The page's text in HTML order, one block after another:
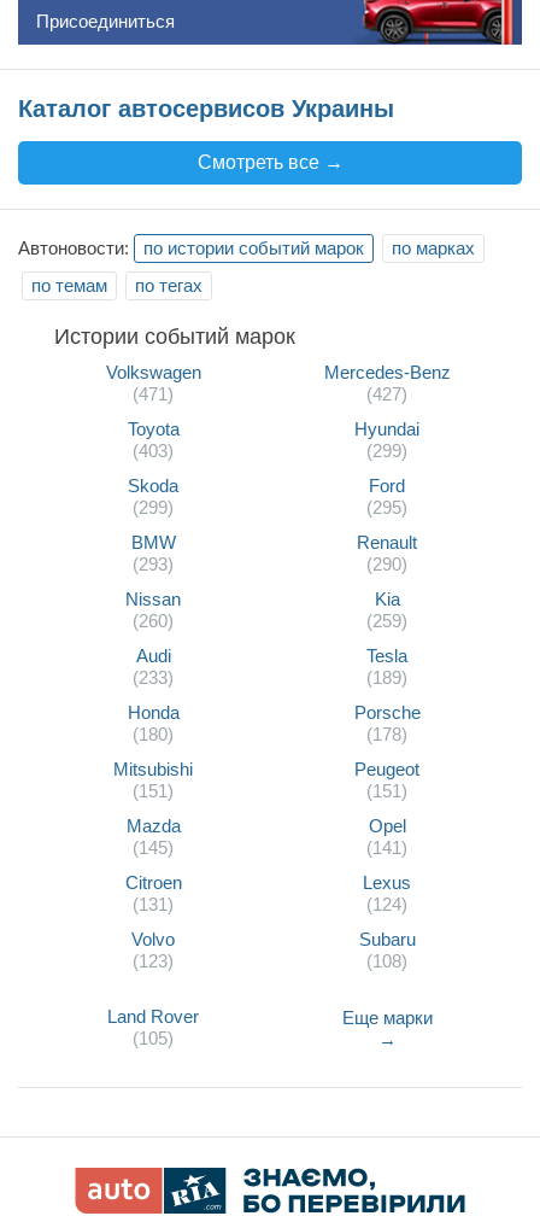
Присоединиться
Каталог автосервисов Украины
Смотреть все →
Автоновости: по истории событий марок
по марках
по темам
по тегах
Истории событий марок
Volkswagen
(471)
Mercedes-Benz
(427)
Toyota
(403)
Hyundai
(299)
Skoda
(299)
Ford
(295)
BMW
(293)
Renault
(290)
Nissan
(260)
Kia
(259)
Audi
(233)
Tesla
(189)
Honda
(180)
Porsche
(178)
Mitsubishi
(151)
Peugeot
(151)
Mazda
(145)
Opel
(141)
Citroen
(131)
Lexus
(124)
Volvo
(123)
Subaru
(108)
Land Rover
(105)
Еще марки
→